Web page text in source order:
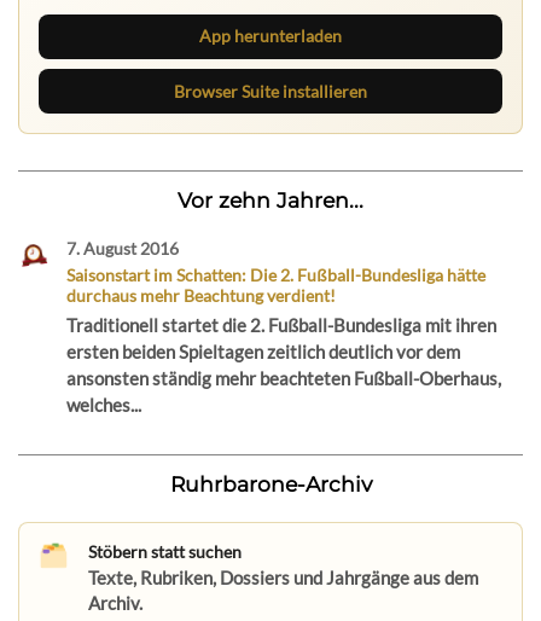
App herunterladen
Browser Suite installieren
Vor zehn Jahren...
7. August 2016
Saisonstart im Schatten: Die 2. Fußball-Bundesliga hätte
durchaus mehr Beachtung verdient!
Traditionell startet die 2. Fußball-Bundesliga mit ihren
ersten beiden Spieltagen zeitlich deutlich vor dem
ansonsten ständig mehr beachteten Fußball-Oberhaus,
welches...
Ruhrbarone-Archiv
Stöbern statt suchen
Texte, Rubriken, Dossiers und Jahrgänge aus dem
Archiv.